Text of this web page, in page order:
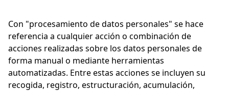
Con "procesamiento de datos personales" se hace
referencia a cualquier acción o combinación de
acciones realizadas sobre los datos personales de
forma manual o mediante herramientas
automatizadas. Entre estas acciones se incluyen su
recogida, registro, estructuración, acumulación,